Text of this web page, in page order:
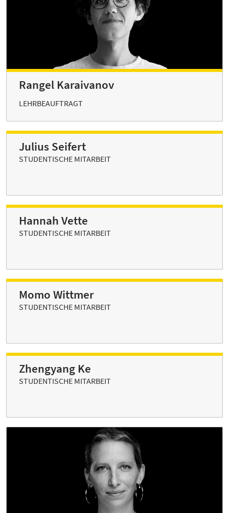
Rangel Karaivanov
LEHRBEAUFTRAGT
Julius Seifert
STUDENTISCHE MITARBEIT
Hannah Vette
STUDENTISCHE MITARBEIT
Momo Wittmer
STUDENTISCHE MITARBEIT
Zhengyang Ke
STUDENTISCHE MITARBEIT